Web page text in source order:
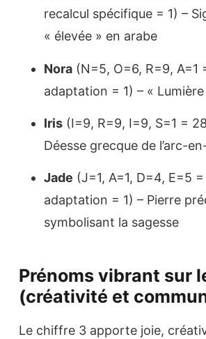
recalcul spécifique = 1) –
« élevée » en arabe
Nora (N=5, O=6, R=9, A=1
adaptation = 1) – «
Iris (I=9, R=9, I=9, S=1 =
Déesse grecque de l’arc-
Jade (J=1, A=1, D=4, E=5
adaptation = 1) – Pierre
symbolisant la sagesse
Prénoms vibrant sur
(créativité et
Le chiffre 3 apporte joie,